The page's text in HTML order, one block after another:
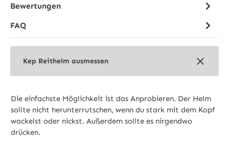
Bewertungen
FAQ
Kep Reithelm ausmessen
Die einfachste Möglichkeit ist das Anprobieren. Der Helm
sollte nicht herunterrutschen, wenn du stark mit dem Kopf
wackelst oder nickst. Außerdem sollte es nirgendwo
drücken.